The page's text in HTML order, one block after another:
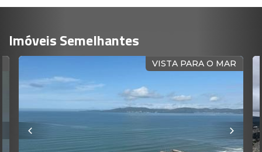
Imóveis Semelhantes
VISTA PARA O